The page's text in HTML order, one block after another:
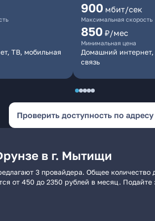
ТВ, мобильная
900 мбит/сек
Максимальная скорость
850 ₽/мес
Минимальная цена
Домашний
связь
Проверить доступность по адресу
в г. Мытищи
3 провайдера. Общее
от 450 до 2350 рублей в месяц.